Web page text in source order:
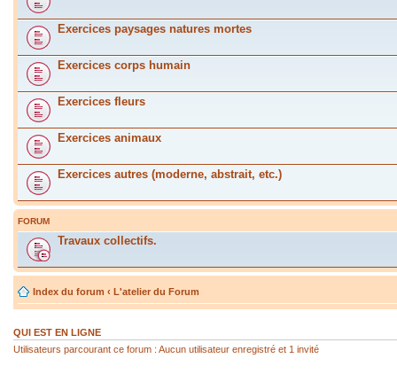
Exercices paysages natures mortes
Exercices corps humain
Exercices fleurs
Exercices animaux
Exercices autres (moderne, abstrait, etc.)
FORUM
Travaux collectifs.
Index du forum ‹ L'atelier du Forum
QUI EST EN LIGNE
Utilisateurs parcourant ce forum : Aucun utilisateur enregistré et 1 invité